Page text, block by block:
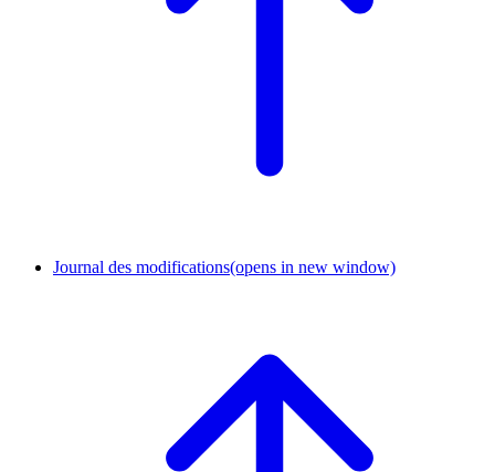
Journal des modifications(opens in new window)